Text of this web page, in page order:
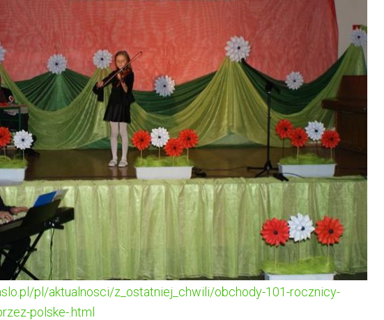
pl/aktualnosci/z_ostatniej_chwili/obchody-101-rocznicy-
polske-.html